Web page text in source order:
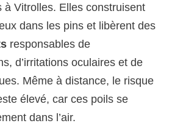
à Vitrolles. Elles construisent
dans les pins et libèrent des
responsables de
d’irritations oculaires et de
Même à distance, le risque
élevé, car ces poils se
dans l’air.